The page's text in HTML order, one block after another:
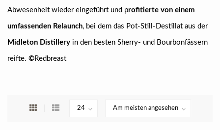
Abwesenheit wieder eingeführt und profitierte von einem
umfassenden Relaunch, bei dem das Pot-Still-Destillat aus der
Midleton Distillery in den besten Sherry- und Bourbonfässern
reifte. ©Redbreast